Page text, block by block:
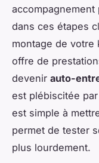
dans ces étapes
montage de votre
offre de
devenir auto-
est plébiscitée
est simple à
permet de tester
plus lourdement.